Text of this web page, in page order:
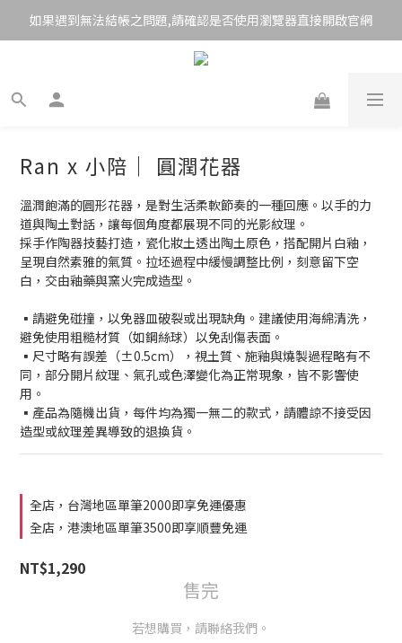
如果遇到無法結帳之問題,請確認是否使用瀏覽器直接開啟官網
Ran x 小陪｜ 圓潤花器
溫潤飽滿的圓形花器，是對生活柔軟節奏的一種回應。以手的力
道與陶土對話，讓每個角度都展現不同的光影紋理。
採手作陶器技藝打造，瓷化妝土透出陶土原色，搭配開片白釉，
呈現自然素雅的氣質。拉坯過程中緩慢調整比例，刻意留下空
白，交由釉藥與窯火完成造型。
▪︎請避免碰撞，以免器皿破裂或出現缺角。建議使用海綿清洗，
避免使用粗糙材質（如鋼絲球）以免刮傷表面。
▪︎尺寸略有誤差（±0.5cm），視土質、施釉與燒製過程略有不
同，部分開片紋理、氣孔或色澤變化為正常現象，皆不影響使
用。
▪︎產品為隨機出貨，每件均為獨一無二的款式，請體諒不接受因
造型或紋理差異導致的退換貨。
全店，台灣地區單筆2000即享免運優惠
全店，港澳地區單筆3500即享順豐免運
NT$1,290
售完
若想購買，請聯絡我們。